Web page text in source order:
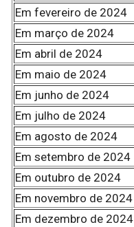
Em fevereiro de 2024
Em março de 2024
Em abril de 2024
Em maio de 2024
Em junho de 2024
Em julho de 2024
Em agosto de 2024
Em setembro de 2024
Em outubro de 2024
Em novembro de 2024
Em dezembro de 2024